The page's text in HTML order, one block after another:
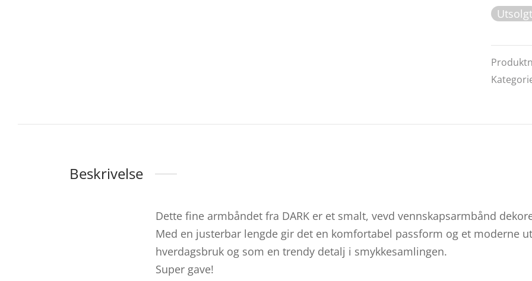
Utsolgt
Beskrivelse
Dette fine armbåndet fra DARK er et smalt, vevd vennskapsarmbånd
Med en justerbar lengde gir det en komfortabel passform og et moderne
hverdagsbruk og som en trendy detalj i smykkesamlingen.
Super gave!